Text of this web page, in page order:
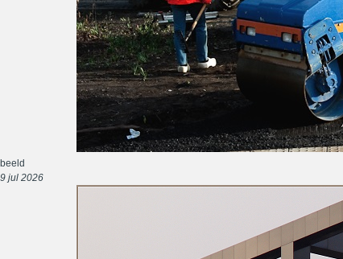
beeld
9 jul 2026